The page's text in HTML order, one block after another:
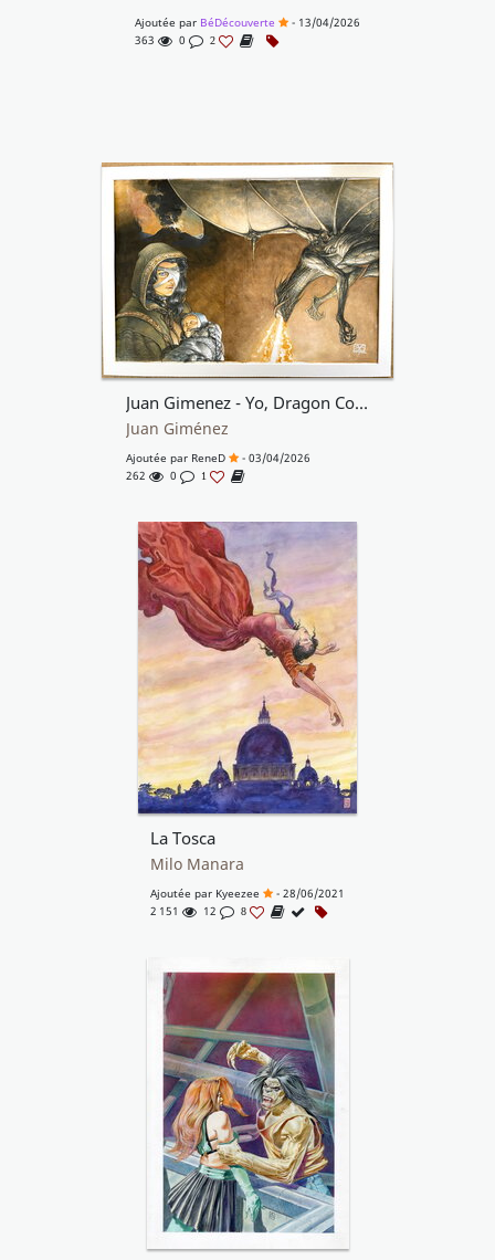
Ajoutée par BéDécouverte
- 13/04/2026
363
0 2
Juan Gimenez - Yo, Dragon Cover
Juan Giménez
Ajoutée par ReneD
- 03/04/2026
262
0 1
La Tosca
Milo Manara
Ajoutée par Kyeezee
- 28/06/2021
2 151
12 8